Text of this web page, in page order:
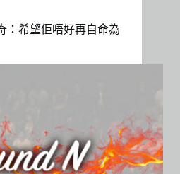
：希望佢唔好再自命為